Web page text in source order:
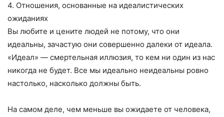
4. Отношения, основанные на идеалистических
ожиданиях
Вы любите и цените людей не потому, что они
идеальны, зачастую они совершенно далеки от идеала.
«Идеал» — смертельная иллюзия, то кем ни один из нас
никогда не будет. Все мы идеально неидеальны ровно
настолько, насколько должны быть.
На самом деле, чем меньше вы ожидаете от человека,